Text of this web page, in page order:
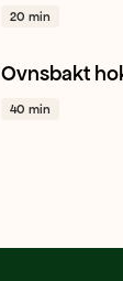
20 min
+ 1
Ovnsbakt
40 min